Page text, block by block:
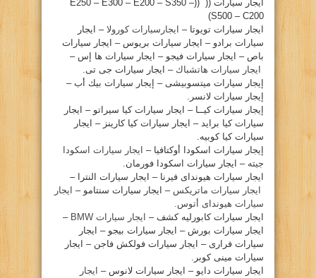
ايجار سيارات (( ((E250 – E300 – E200 – S350 –
S500 – C200)
ايجار سيارات تويوتا – ايجارسيارات كورولا– ايجار
سيارات برادو – ايجار سيارات بريوس – ايجار سيارات
باص – ايجار سيارات فيجو – ايجار سيارات ها إس –
ايجار سيارات هاتشباك – ايجار سيارات جى تى.
إيجار سيارات ميتسوبيشى – إيجار سيارات بيك أب –
إيجار سيارات لانسر.
إيجار سيارات كيــا – ايجار سيارات كيا سيراتو – ايجار
سيارات كيا برايد – ايجار سيارات كيا كارينز – ايجار
سيارات كيا كوبيه.
إيجار سيارات اسكودا أوكتافيا – ايجار سيارات اسكودا
جيته – ايجار سيارات اسكودا فورمان.
ايجار سيارات هيونداى فيرنا – ايجار سيارات النترا –
ايجار سيارات ماتريكس– ايجار سيارات سنتامو – ايجار
سيارات هيونداى أتوس.
ايجار سيارات كابورليه كشف – ايجار سيارات BMW
–
ايجار سيارات بورش – ايجار سيارات بيجو – ايجار
سيارات فرارى – ايجار سيارات فولكش فاجن – ايجار
سيارات مينى كوبر.
ايجار سيارات دايو – ايجار سيارات لانوس – ايجار